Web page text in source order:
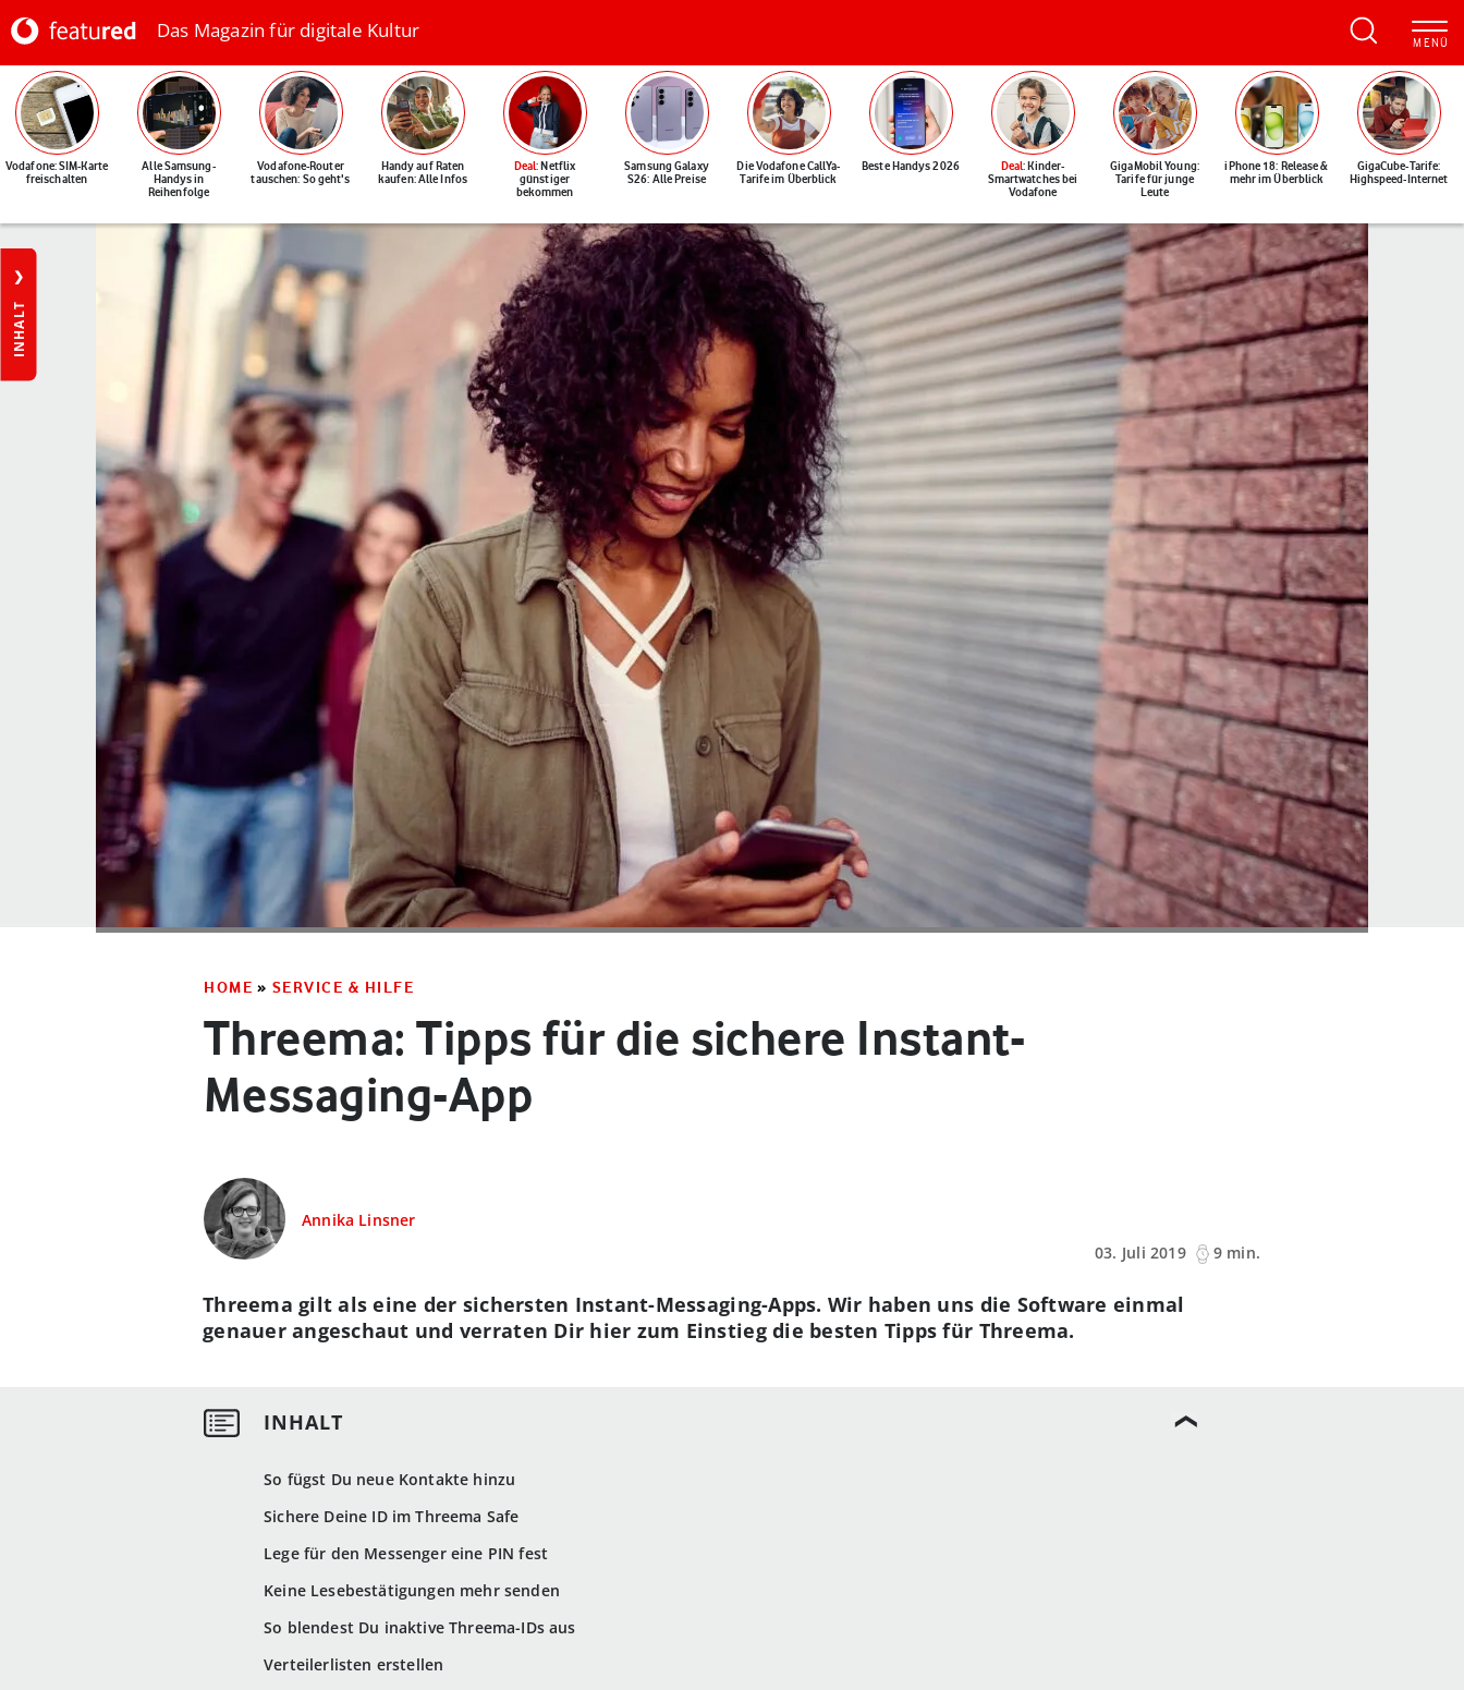
Das Magazin für digitale Kultur
Vodafone: SIM-Karte
freischalten
Alle Samsung-
Handys in
Reihenfolge
Vodafone-Router
tauschen: So geht's
Handy auf Raten
kaufen: Alle Infos
Deal: Netflix
günstiger
bekommen
Samsung Galaxy
S26: Alle Preise
Die Vodafone CallYa-
Tarife im Überblick
Beste Handys 2026 Deal: Kinder-
Smartwatches bei
Vodafone
GigaMobil Young:
Tarife für junge
Leute
iPhone 18: Release &
mehr im Überblick
GigaCube-Tarife:
Highspeed-Internet
INHALT
HOME » SERVICE & HILFE
Threema: Tipps für die sichere Instant-
Messaging-App
Annika Linsner
03. Juli 2019
9 min.
So fügst Du neue Kontakte hinzu
Sichere Deine ID im Threema Safe
Lege für den Messenger eine PIN fest
Keine Lesebestätigungen mehr senden
So blendest Du inaktive Threema-IDs aus
Verteilerlisten erstellen
Threema gilt als eine der sichersten Instant-Messaging-Apps. Wir haben uns die Software einmal
genauer angeschaut und verraten Dir hier zum Einstieg die besten Tipps für Threema.